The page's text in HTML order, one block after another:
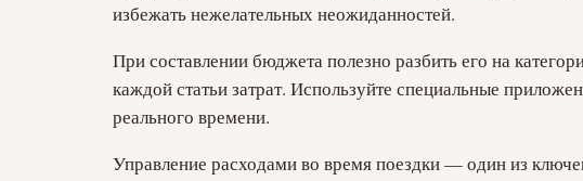
избежать нежелательных неожиданностей.
При составлении бюджета полезно разбить его на
каждой статьи затрат. Используйте специальные
реального времени.
Управление расходами во время поездки — один из